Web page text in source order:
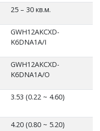
25 – 30 кв.м.
GWH12AKCXD-
K6DNA1A/I
GWH12AKCXD-
K6DNA1A/O
3.53 (0.22 ~ 4.60)
4.20 (0.80 ~ 5.20)